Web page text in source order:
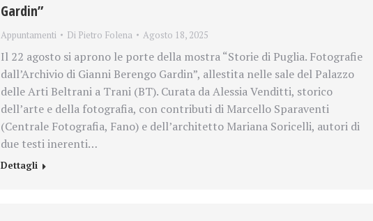
Gardin”
Appuntamenti Di Pietro Folena Agosto 18, 2025
Il 22 agosto si aprono le porte della mostra “Storie di Puglia. Fotografie
dall’Archivio di Gianni Berengo Gardin”, allestita nelle sale del Palazzo
delle Arti Beltrani a Trani (BT). Curata da Alessia Venditti, storico
dell’arte e della fotografia, con contributi di Marcello Sparaventi
(Centrale Fotografia, Fano) e dell’architetto Mariana Soricelli, autori di
due testi inerenti…
Dettagli